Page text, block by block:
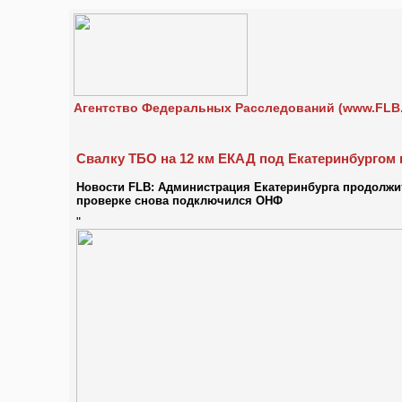
Агентство Федеральных Расследований
Свалку ТБО на 12 км ЕКАД под Екатеринбургом
Новости FLB: Администрация Екатеринбурга
проверке снова подключился ОНФ
"